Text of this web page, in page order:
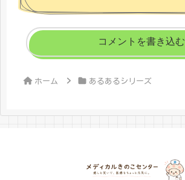
コメントを書き込む
ホーム あるあるシリーズ